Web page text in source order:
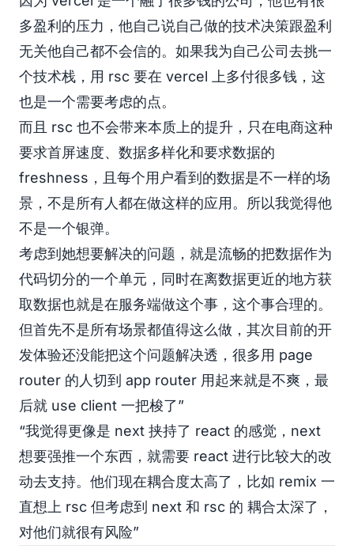
多盈利的压力，他自己说自己做的技术决策跟盈利
无关他自己都不会信的。如果我为自己公司去挑一
个技术栈，用 rsc 要在 vercel 上多付很多钱，这
也是一个需要考虑的点。
而且 rsc 也不会带来本质上的提升，只在电商这种
要求首屏速度、数据多样化和要求数据的
freshness，且每个用户看到的数据是不一样的场
景，不是所有人都在做这样的应用。所以我觉得他
不是一个银弹。
考虑到她想要解决的问题，就是流畅的把数据作为
代码切分的一个单元，同时在离数据更近的地方获
取数据也就是在服务端做这个事，这个事合理的。
但首先不是所有场景都值得这么做，其次目前的开
发体验还没能把这个问题解决透，很多用 page
router 的人切到 app router 用起来就是不爽，最
后就 use client 一把梭了”
“我觉得更像是 next 挟持了 react 的感觉，next
想要强推一个东西，就需要 react 进行比较大的改
动去支持。他们现在耦合度太高了，比如 remix 一
直想上 rsc 但考虑到 next 和 rsc 的 耦合太深了，
对他们就很有风险”